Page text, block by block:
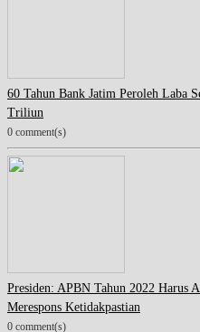
60 Tahun Bank Jatim Peroleh Laba
Triliun
0 comment(s)
Presiden: APBN Tahun 2022 Harus
Merespons Ketidakpastian
0 comment(s)